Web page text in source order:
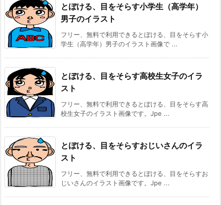
とぼける、目をそらす小学生（高学年）
男子のイラスト
フリー、無料で利用できるとぼける、目をそらす小
学生（高学年）男子のイラスト画像で ...
とぼける、目をそらす高校生女子のイラ
スト
フリー、無料で利用できるとぼける、目をそらす高
校生女子のイラスト画像です。Jpe ...
とぼける、目をそらすおじいさんのイラ
スト
フリー、無料で利用できるとぼける、目をそらすお
じいさんのイラスト画像です。Jpe ...